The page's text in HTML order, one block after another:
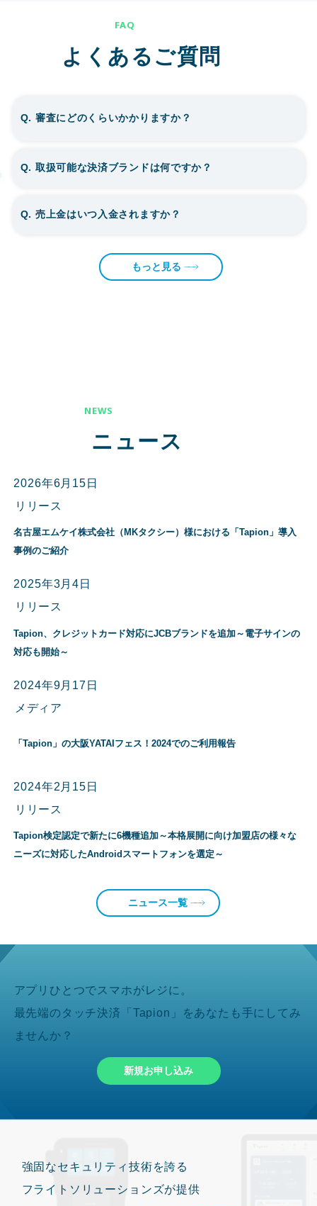
FAQ
よくあるご質問
Q. 審査にどのくらいかかりますか？
Q. 取扱可能な決済ブランドは何ですか？
Q. 売上金はいつ入金されますか？
もっと見る
NEWS
ニュース
ニュース一覧
2026年6月15日
リリース
名古屋エムケイ株式会社（MKタクシー）様における「Tapion」導入
事例のご紹介
2025年3月4日
リリース
Tapion、クレジットカード対応にJCBブランドを追加～電子サインの
対応も開始～
2024年9月17日
メディア
「Tapion」の大阪YATAIフェス！2024でのご利用報告
2024年2月15日
リリース
Tapion検定認定で新たに6機種追加～本格展開に向け加盟店の様々な
ニーズに対応したAndroidスマートフォンを選定～
アプリひとつでスマホがレジに。
最先端のタッチ決済「Tapion」をあなたも手にしてみ
ませんか？
新規お申し込み
強固なセキュリティ技術を誇る
フライトソリューションズが提供